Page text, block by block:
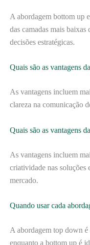
A abordagem bottom up
das camadas mais
decisões estratégicas.
Quais são as vantagens
As vantagens incluem
clareza na comunicação
Quais são as vantagens
As vantagens incluem
criatividade nas soluções
mercado.
Quando usar cada
A abordagem top down é
enquanto a bottom up é